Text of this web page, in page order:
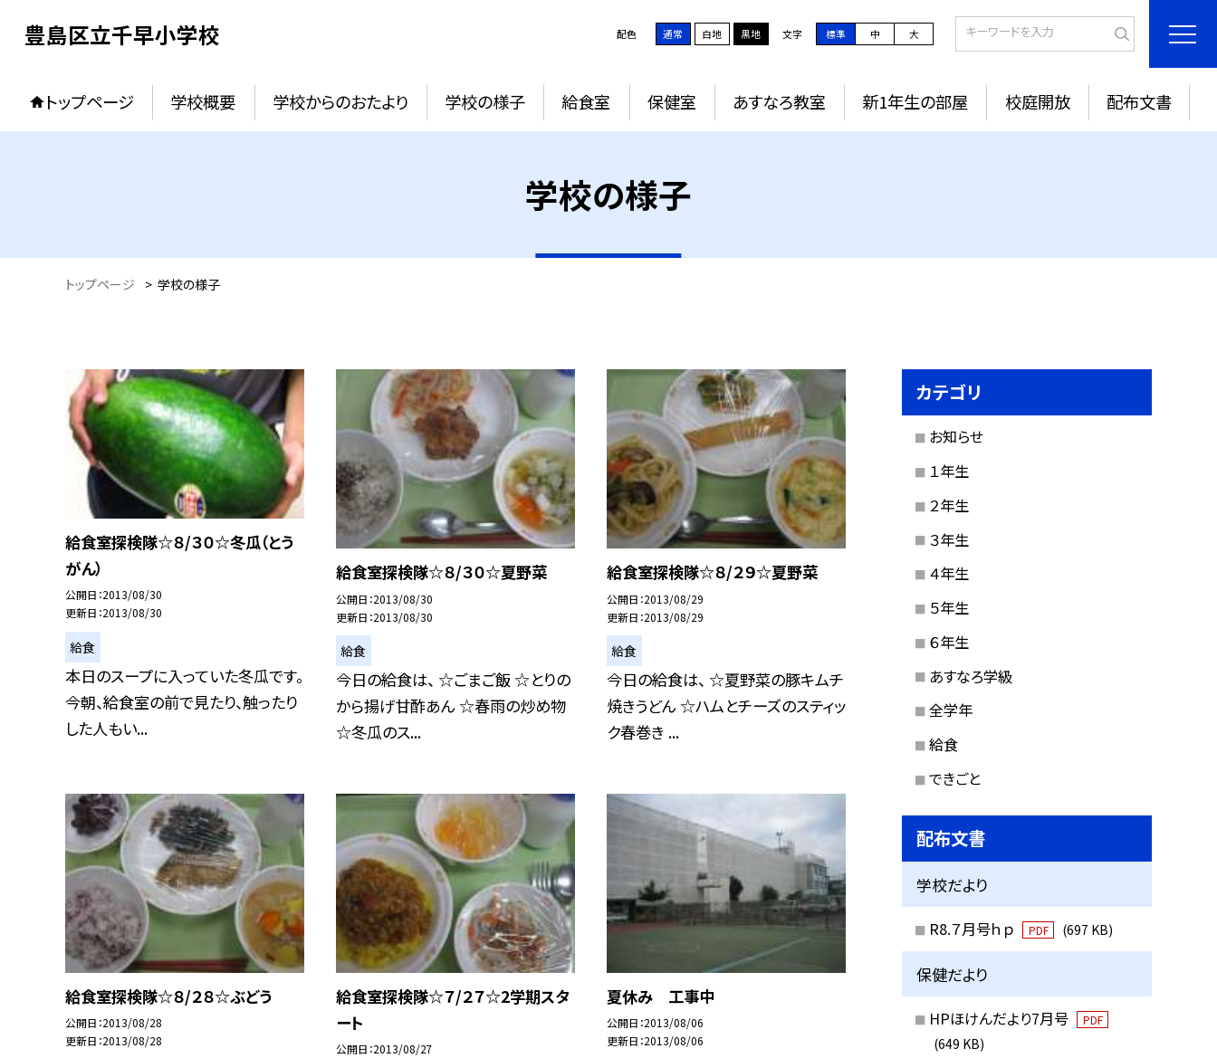
豊島区立千早小学校 配色 通常 白地 黒地 文字 標準 中 大
トップページ 学校概要 学校からのおたより 学校の様子 給食室 保健室 あすなろ教室 新1年生の部屋 校庭開放 配布文書
学校の様子
トップページ > 学校の様子
給食室探検隊☆８/３０☆冬瓜（とう
がん）
公開日 2013/08/30
更新日 2013/08/30
給食
本日のスープに入っていた冬瓜です。
今朝、給食室の前で見たり、触ったり
した人もい...
給食室探検隊☆８/３０☆夏野菜
公開日 2013/08/30
更新日 2013/08/30
給食
今日の給食は、 ☆ごまご飯 ☆とりの
から揚げ甘酢あん ☆春雨の炒め物
☆冬瓜のス...
給食室探検隊☆８/２９☆夏野菜
公開日 2013/08/29
更新日 2013/08/29
給食
今日の給食は、 ☆夏野菜の豚キムチ
焼きうどん ☆ハムとチーズのスティッ
ク春巻き ...
給食室探検隊☆８/２８☆ぶどう
公開日 2013/08/28
更新日 2013/08/28
給食室探検隊☆７/２７☆2学期スタ
ート
公開日 2013/08/27
夏休み 工事中
公開日 2013/08/06
更新日 2013/08/06
カテゴリ
お知らせ
１年生
２年生
３年生
４年生
５年生
６年生
あすなろ学級
全学年
給食
できごと
配布文書
学校だより
R8.７月号ｈｐ PDF (697 KB)
保健だより
HPほけんだより7月号 PDF
(649 KB)